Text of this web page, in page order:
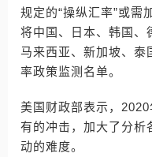
规定的“操纵汇率”或需
将中国、日本、韩国、
马来西亚、新加坡、泰
率政策监测名单。
美国财政部表示，
有的冲击，加大了分析
动的难度。